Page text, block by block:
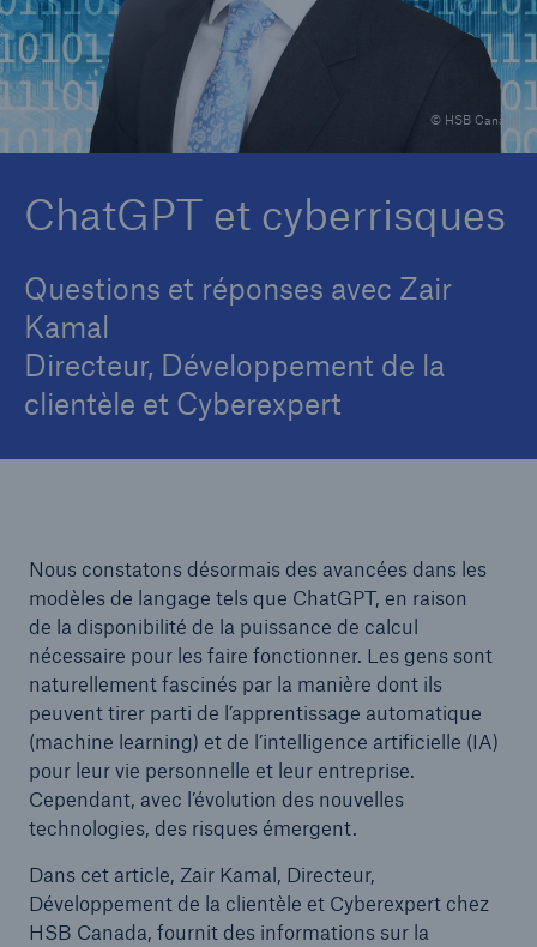
© HSB Canada
ChatGPT et cyberrisques
Questions et réponses avec Zair
Kamal
Directeur, Développement de la
clientèle et Cyberexpert
Nous constatons désormais des avancées dans les
modèles de langage tels que ChatGPT, en raison
de la disponibilité de la puissance de calcul
nécessaire pour les faire fonctionner. Les gens sont
naturellement fascinés par la manière dont ils
peuvent tirer parti de l’apprentissage automatique
(machine learning) et de l’intelligence artificielle (IA)
pour leur vie personnelle et leur entreprise.
Cependant, avec l’évolution des nouvelles
technologies, des risques émergent.
Dans cet article, Zair Kamal, Directeur,
Développement de la clientèle et Cyberexpert chez
HSB Canada, fournit des informations sur la
Carrières
Contactez-nous
Nouvelles